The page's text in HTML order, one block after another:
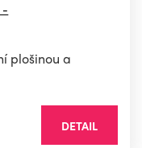
-
plošinou a
DETAIL